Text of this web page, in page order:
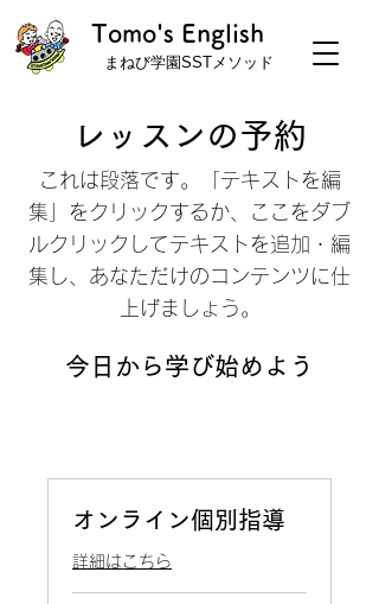
まねび学園SSTメソッド
Tomo's English
レッスンの予約
これは段落です。「テキストを編
集」をクリックするか、ここをダブ
ルクリックしてテキストを追加・編
集し、あなただけのコンテンツに仕
上げましょう。
今日から学び始めよう
オンライン個別指導
詳細はこちら